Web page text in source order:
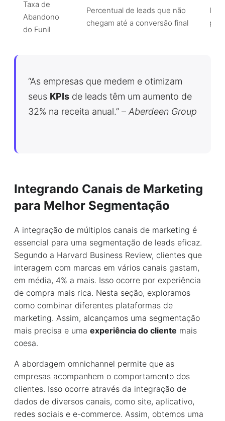
Taxa de
Abandono
do Funil
Percentual de leads que não
chegam até a conversão final
“As empresas que medem e otimizam
seus KPIs de leads têm um aumento de
32% na receita anual.” – Aberdeen Group
Integrando Canais de Marketing
para Melhor Segmentação
A integração de múltiplos canais de marketing é
essencial para uma segmentação de leads eficaz.
Segundo a Harvard Business Review, clientes que
interagem com marcas em vários canais gastam,
em média, 4% a mais. Isso ocorre por experiência
de compra mais rica. Nesta seção, exploramos
como combinar diferentes plataformas de
marketing. Assim, alcançamos uma segmentação
mais precisa e uma experiência do cliente mais
coesa.
A abordagem omnichannel permite que as
empresas acompanhem o comportamento dos
clientes. Isso ocorre através da integração de
dados de diversos canais, como site, aplicativo,
redes sociais e e-commerce. Assim, obtemos uma